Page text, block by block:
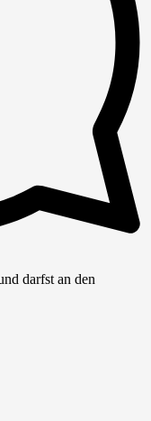
darfst an den